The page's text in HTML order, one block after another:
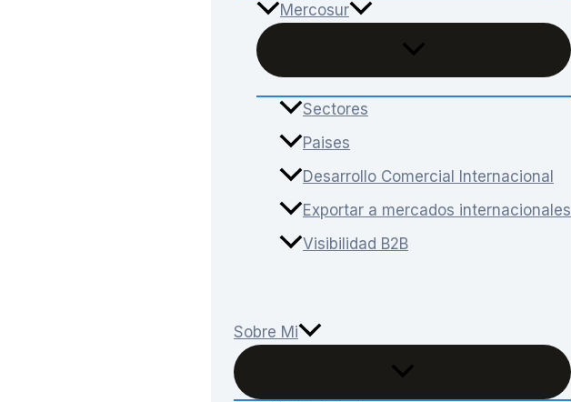
Mercosur
Sectores
Paises
Desarrollo Comercial Internacional
Exportar a mercados internacionales
Visibilidad B2B
Sobre Mi